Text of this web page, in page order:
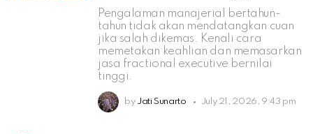
Pengalaman manajerial bertahun-
tahun tidak akan mendatangkan cuan
jika salah dikemas. Kenali cara
memetakan keahlian dan memasarkan
jasa fractional executive bernilai
tinggi.
by Jati Sunarto July 21, 2026, 9:43 pm